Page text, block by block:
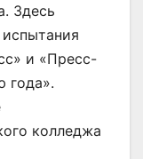
Здесь
и «Пресс-
года».
колледжа